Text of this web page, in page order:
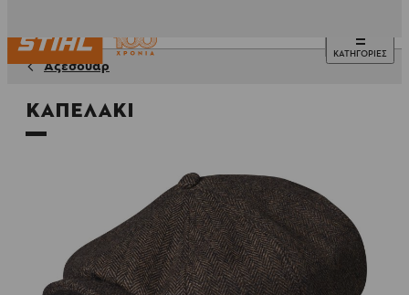
ΚΑΤΗΓΟΡΙΕΣ
Αξεσουάρ
Καπελάκι